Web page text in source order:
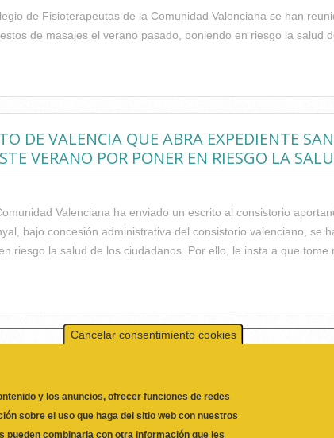
de Fisioterapeutas de la Comunidad Valenciana se han
de masajes el verano pasado, poniendo en riesgo la salud
VERANO
DE VALENCIA QUE ABRA EXPEDIENTE
VERANO POR PONER EN RIESGO LA
Valenciana ha enviado un escrito al consistorio
bajo concesión administrativa del consistorio valenciano, se
riesgo la salud de los ciudadanos. Por ello, le insta a que tome
LA SALUD DE LOS CIUDADANOS
sobre el uso que haga del sitio web con nuestros
pueden combinarla con otra información que les